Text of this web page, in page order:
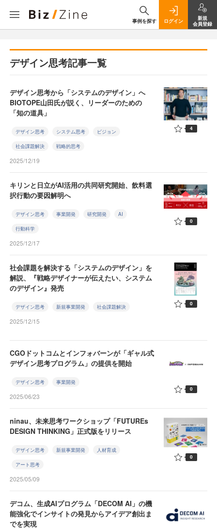
事例を探す ログイン
新規
会員登録
デザイン思考記事一覧
デザイン思考から「システムのデザイン」へ
BIOTOPE山田氏が説く、リーダーのための
「知の道具」
デザイン思考 システム思考 ビジョン
社会課題解決 戦略的思考
2025/12/19
4
キリンと日立がAI活用の共同研究開始、飲料選
択行動の要因解明へ
デザイン思考 事業開発 研究開発 AI
行動科学
2025/12/17
0
社会課題を解決する「システムのデザイン」を
解説、『戦略デザイナーが伝えたい、システム
のデザイン』発売
デザイン思考 新規事業開発 社会課題解決
2025/12/15
0
CGOドットコムとインフォバーンが「ギャル式
デザイン思考プログラム」の提供を開始
デザイン思考 事業開発
2025/06/23
0
ninau、未来思考ワークショップ「FUTUREs
DESIGN THINKING」正式版をリリース
デザイン思考 新規事業開発 人材育成
アート思考
2025/05/09
0
デコム、生成AIプログラム「DECOM AI」の機
能強化でインサイトの発見からアイデア創出ま
でを実現